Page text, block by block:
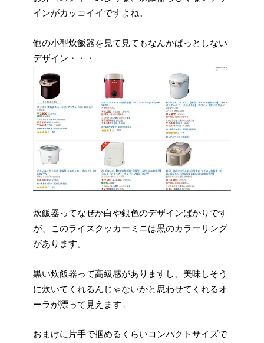
インがカッコイイですよね。
他の小型炊飯器を見て見てもなんかぱっとしない
デザイン・・・
炊飯器ってなぜか白や銀色のデザインばかりです
が、このライスクッカーミニは黒のカラーリング
があります。
黒い炊飯器って高級感がありますし、美味しそう
に炊いてくれるんじゃないかと思わせてくれるオ
ーラが漂って見えます←
おまけに片手で掴めるくらいコンパクトサイズで